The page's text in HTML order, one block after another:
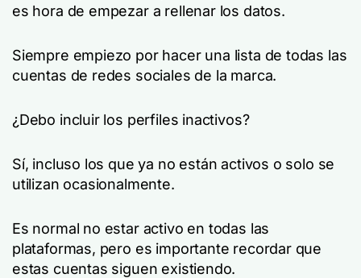
es hora de empezar a rellenar los datos.
Siempre empiezo por hacer una lista de todas las
cuentas de redes sociales de la marca.
¿Debo incluir los perfiles inactivos?
Sí, incluso los que ya no están activos o solo se
utilizan ocasionalmente.
Es normal no estar activo en todas las
plataformas, pero es importante recordar que
estas cuentas siguen existiendo.